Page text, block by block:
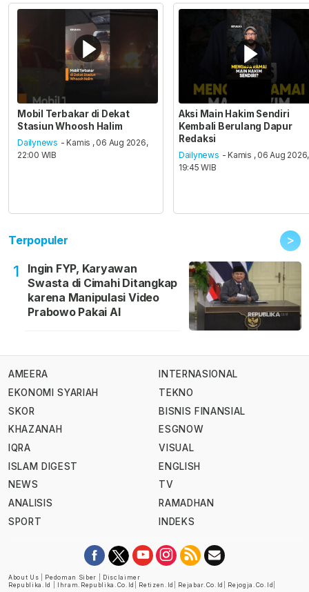
Mobil Terbakar di Dekat
Stasiun Whoosh Halim
Dailynews - Kamis , 06 Aug 2026,
22:00 WIB
Aksi Main Hakim Sendiri
Kembali Berulang Dapur
Redaksi
Dailynews - Kamis , 06 Aug 2026,
19:45 WIB
Terpopuler >
1
Ingin FYP, Karyawan
Swasta di Cimahi Ditangkap
karena Manipulasi Video
Prabowo Pakai AI
AMEERA
EKONOMI SYARIAH
SKOR
KHAZANAH
IQRA
ISLAM DIGEST
NEWS
ANALISIS
SPORT
INTERNASIONAL
TEKNO
BISNIS FINANSIAL
ESGNOW
VISUAL
ENGLISH
TV
RAMADHAN
INDEKS
About Us Pedoman Siber
Disclaimer
Republika.id
Ihram.republika.co.id Retizen.id Rejabar.co.id Rejogja.co.id